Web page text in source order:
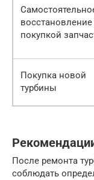
восстановление
покупкой
Покупка новой
турбины
После ремонта
соблюдать